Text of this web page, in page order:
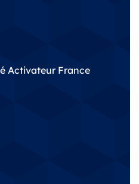
Activateur France